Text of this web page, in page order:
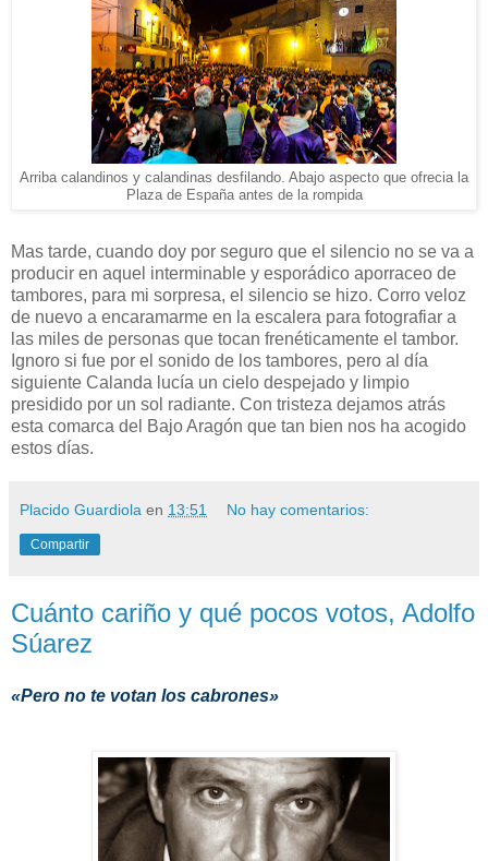
Arriba calandinos y calandinas desfilando. Abajo aspecto que ofrecia la
Plaza de España antes de la rompida
Mas tarde, cuando doy por seguro que el silencio no se va a
producir en aquel interminable y esporádico aporraceo de
tambores, para mi sorpresa, el silencio se hizo. Corro veloz
de nuevo a encaramarme en la escalera para fotografiar a
las miles de personas que tocan frenéticamente el tambor.
Ignoro si fue por el sonido de los tambores, pero al día
siguiente Calanda lucía un cielo despejado y limpio
presidido por un sol radiante. Con tristeza dejamos atrás
esta comarca del Bajo Aragón que tan bien nos ha acogido
estos días.
Placido Guardiola en 13:51 No hay comentarios:
Compartir
Cuánto cariño y qué pocos votos, Adolfo
Súarez
«Pero no te votan los cabrones»